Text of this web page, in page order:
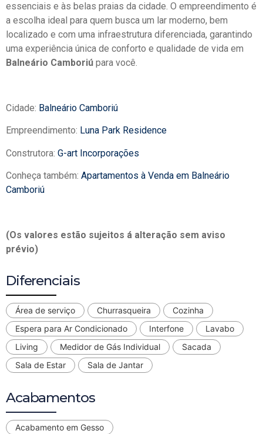
essenciais e às belas praias da cidade. O empreendimento é
a escolha ideal para quem busca um lar moderno, bem
localizado e com uma infraestrutura diferenciada, garantindo
uma experiência única de conforto e qualidade de vida em
Balneário Camboriú para você.
Cidade: Balneário Camboriú
Empreendimento: Luna Park Residence
Construtora: G-art Incorporações
Conheça também: Apartamentos à Venda em Balneário
Camboriú
(Os valores estão sujeitos á alteração sem aviso
prévio)
Diferenciais
Área de serviço Churrasqueira
Cozinha
Espera para Ar Condicionado
Interfone
Lavabo
Living
Medidor de Gás Individual
Sacada
Sala de Estar
Sala de Jantar
Acabamentos
Acabamento em Gesso